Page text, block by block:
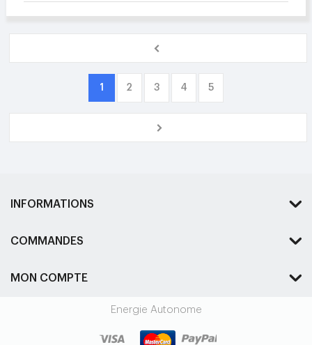
1 2 3 4 5
INFORMATIONS
COMMANDES
MON COMPTE
Energie Autonome